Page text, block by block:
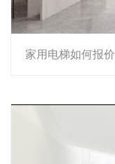
家用电梯如何报价